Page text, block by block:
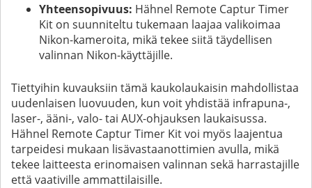
Yhteensopivuus: Hähnel Remote Captur Timer
Kit on suunniteltu tukemaan laajaa valikoimaa
Nikon-kameroita, mikä tekee siitä täydellisen
valinnan Nikon-käyttäjille.
Tiettyihin kuvauksiin tämä kaukolaukaisin mahdollistaa
uudenlaisen luovuuden, kun voit yhdistää infrapuna-,
laser-, ääni-, valo- tai AUX-ohjauksen laukaisussa.
Hähnel Remote Captur Timer Kit voi myös laajentua
tarpeidesi mukaan lisävastaanottimien avulla, mikä
tekee laitteesta erinomaisen valinnan sekä harrastajille
että vaativille ammattilaisille.